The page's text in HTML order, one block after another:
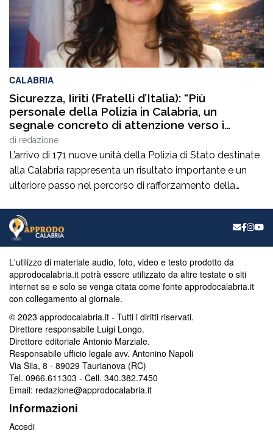
CALABRIA
Sicurezza, Iiriti (Fratelli d’Italia): “Più
personale della Polizia in Calabria, un
segnale concreto di attenzione verso i
territori”
di redazione
L’arrivo di 171 nuove unità della Polizia di Stato destinate
alla Calabria rappresenta un risultato importante e un
ulteriore passo nel percorso di rafforzamento della
di Fratelli d’Italia accolgo con soddisfazione questa
nuova assegnazione, che dimostra l’attenzione del
Governo verso le esigenze delle comunità calabresi e
verso chi […]
L'utilizzo di materiale audio, foto, video e testo prodotto da
approdocalabria.it potrà essere utilizzato da altre testate o siti
internet se e solo se venga citata come fonte approdocalabria.it
con collegamento al giornale.
© 2023 approdocalabria.it - Tutti i diritti riservati.
Direttore responsabile Luigi Longo.
Direttore editoriale Antonio Marziale.
Responsabile ufficio legale avv. Antonino Napoli
Via Sila, 8 - 89029 Taurianova (RC)
Tel. 0966.611303 - Cell. 340.382.7450
Email: redazione@approdocalabria.it
Informazioni
Accedi